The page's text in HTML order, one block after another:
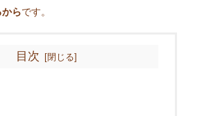
らです。
目次